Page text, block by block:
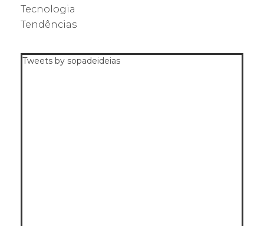
Tecnologia
Tendências
Tweets by sopadeideias